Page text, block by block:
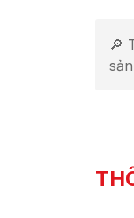
🔎